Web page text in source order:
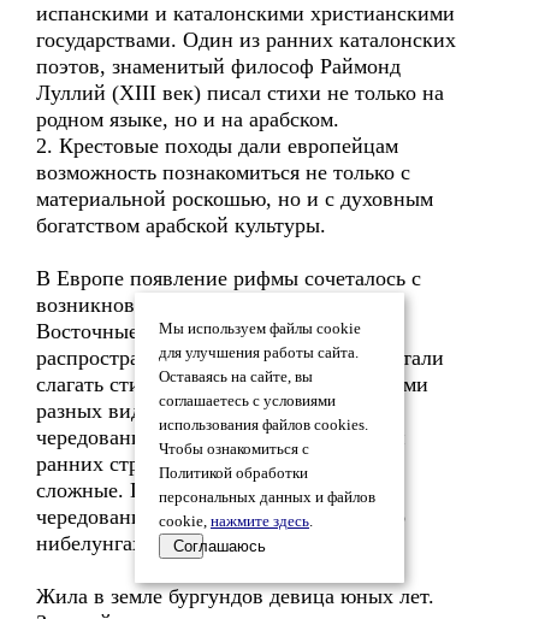
испанскими и каталонскими христианскими
государствами. Один из ранних каталонских
поэтов, знаменитый философ Раймонд
Луллий (XIII век) писал стихи не только на
родном языке, но и на арабском.
2. Крестовые походы дали европейцам
возможность познакомиться не только с
материальной роскошью, но и с духовным
богатством арабской культуры.
В Европе появление рифмы сочеталось с
возникновением строфической формы.
Восточные моноримы не получили
распространения у европейцев; здесь стали
слагать стихи с чередующимися рифмами
разных видов. Из повторяемости таких
чередований и возникла строфа. Среди
ранних строф были как простые, так и
сложные. Пример строфы с простым
чередованием парных рифм – «Песнь о
нибелунгах» (XIII век):
Жила в земле бургундов девица юных лет.
Мы используем файлы cookie
для улучшения работы сайта.
Оставаясь на сайте, вы
соглашаетесь с условиями
использования файлов cookies.
Чтобы ознакомиться с
Политикой обработки
персональных данных и файлов
cookie, нажмите здесь.
Соглашаюсь